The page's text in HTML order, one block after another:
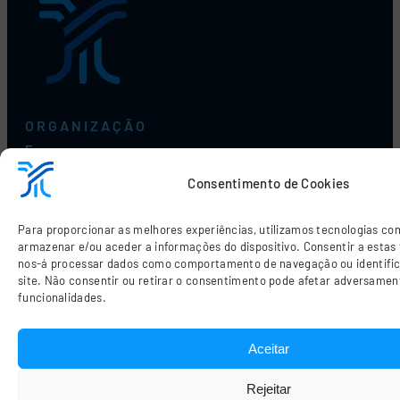
Consentimento de Cookies
Para proporcionar as melhores experiências, utilizamos tecnologias
armazenar e/ou aceder a informações do dispositivo. Consentir a
nos-á processar dados como comportamento de navegação ou
site. Não consentir ou retirar o consentimento pode afetar
funcionalidades.
Aceitar
Rejeitar
ORGANIZAÇÃO
Empresa
Serviços
Aplicações
Contactos
Media
Oportunidades de emprego
DOCUMENTOS
Perfil de Sustentabilidade
Livro de Reclamações